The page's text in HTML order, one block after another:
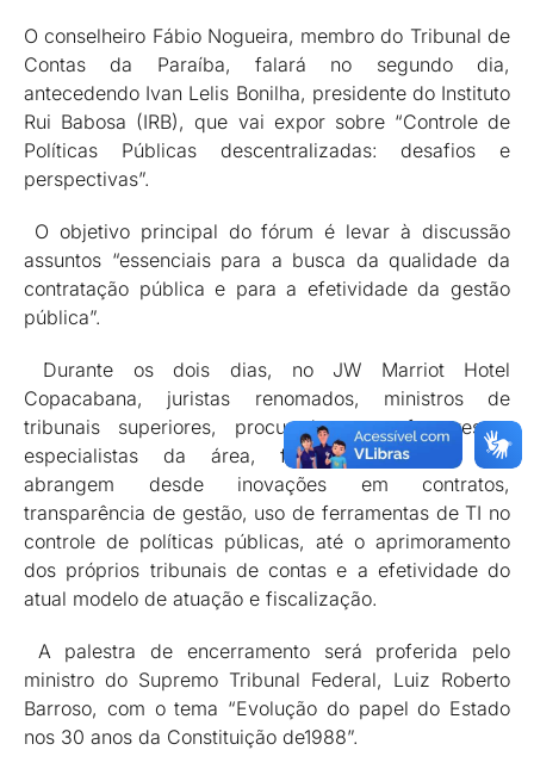
O conselheiro Fábio Nogueira, membro do Tribunal de
Contas da Paraíba, falará no segundo dia,
antecedendo Ivan Lelis Bonilha, presidente do Instituto
Rui Babosa (IRB), que vai expor sobre “Controle de
Políticas Públicas descentralizadas: desafios e
perspectivas”.
O objetivo principal do fórum é levar à discussão
assuntos “essenciais para a busca da qualidade da
contratação pública e para a efetividade da gestão
pública”.
Durante os dois dias, no JW Marriot Hotel
Copacabana, juristas renomados, ministros de
tribunais superiores, procuradores, professores e
especialistas da área, farão exposições que
abrangem desde inovações em contratos,
transparência de gestão, uso de ferramentas de TI no
controle de políticas públicas, até o aprimoramento
dos próprios tribunais de contas e a efetividade do
atual modelo de atuação e fiscalização.
A palestra de encerramento será proferida pelo
ministro do Supremo Tribunal Federal, Luiz Roberto
Barroso, com o tema “Evolução do papel do Estado
nos 30 anos da Constituição de1988”.